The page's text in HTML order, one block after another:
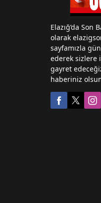
Elazığ’da Son
olarak
sayfamızla
ederek sizlere
gayret
haberiniz